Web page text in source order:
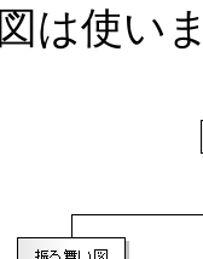
は使い